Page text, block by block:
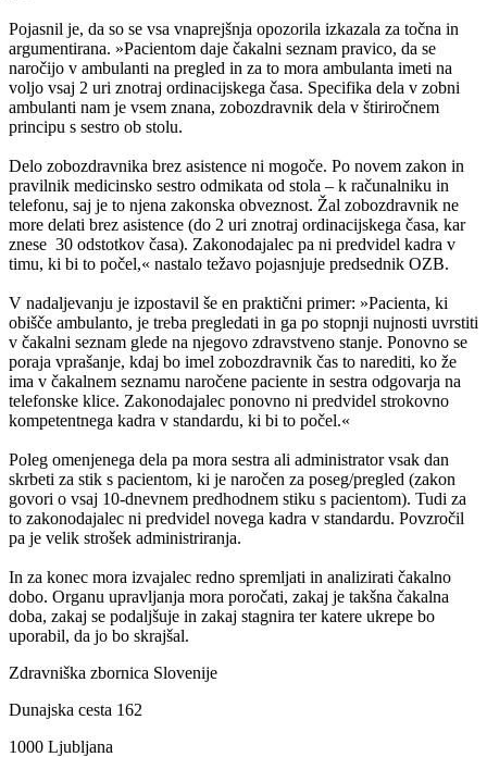
Pojasnil je, da so se vsa vnaprejšnja opozorila izkazala za točna in
argumentirana. »Pacientom daje čakalni seznam pravico, da se
naročijo v ambulanti na pregled in za to mora ambulanta imeti na
voljo vsaj 2 uri znotraj ordinacijskega časa. Specifika dela v zobni
ambulanti nam je vsem znana, zobozdravnik dela v štiriročnem
principu s sestro ob stolu.
Delo zobozdravnika brez asistence ni mogoče. Po novem zakon in
pravilnik medicinsko sestro odmikata od stola – k računalniku in
telefonu, saj je to njena zakonska obveznost. Žal zobozdravnik ne
more delati brez asistence (do 2 uri znotraj ordinacijskega časa, kar
znese 30 odstotkov časa). Zakonodajalec pa ni predvidel kadra v
timu, ki bi to počel,« nastalo težavo pojasnjuje predsednik OZB.
V nadaljevanju je izpostavil še en praktični primer: »Pacienta, ki
obišče ambulanto, je treba pregledati in ga po stopnji nujnosti uvrstiti
v čakalni seznam glede na njegovo zdravstveno stanje. Ponovno se
poraja vprašanje, kdaj bo imel zobozdravnik čas to narediti, ko že
ima v čakalnem seznamu naročene paciente in sestra odgovarja na
telefonske klice. Zakonodajalec ponovno ni predvidel strokovno
kompetentnega kadra v standardu, ki bi to počel.«
Poleg omenjenega dela pa mora sestra ali administrator vsak dan
skrbeti za stik s pacientom, ki je naročen za poseg/pregled (zakon
govori o vsaj 10-dnevnem predhodnem stiku s pacientom). Tudi za
to zakonodajalec ni predvidel novega kadra v standardu. Povzročil
pa je velik strošek administriranja.
In za konec mora izvajalec redno spremljati in analizirati čakalno
dobo. Organu upravljanja mora poročati, zakaj je takšna čakalna
doba, zakaj se podaljšuje in zakaj stagnira ter katere ukrepe bo
uporabil, da jo bo skrajšal.
Zdravniška zbornica Slovenije
Dunajska cesta 162
1000 Ljubljana